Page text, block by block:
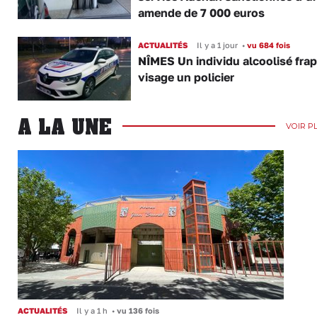
amende de 7 000 euros
ACTUALITÉS Il y a 1 jour •vu 684 fois
NÎMES Un individu alcoolisé
visage un policier
A LA UNE VOIR
ACTUALITÉS Il y a 1 h • vu 136 fois